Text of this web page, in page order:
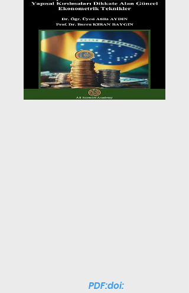
PDF:doi: